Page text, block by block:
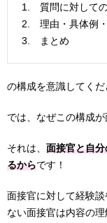
1. 質問に対しての
2. 理由・具体例
3. まとめ
の構成を意識してくだ
では、なぜこの構成
それは、 面接官と自
るからです！
面接官に対して経験
ない面接官は内容の理